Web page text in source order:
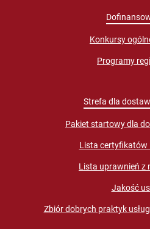
Konkursy
Programy
Strefa dla
Pakiet startowy dla
Lista certyfikatów
Lista uprawnień z
Jakość
Zbiór dobrych praktyk